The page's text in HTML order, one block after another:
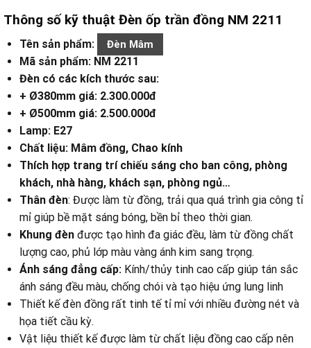
Thông số kỹ thuật Đèn ốp trần đồng NM 2211
Tên sản phẩm: Đèn Mâm
Mã sản phẩm: NM 2211
Đèn có các kích thước sau:
+ Ø380mm giá: 2.300.000đ
+ Ø500mm giá: 2.500.000đ
Lamp: E27
Chất liệu: Mâm đồng, Chao kính
Thích hợp trang trí chiếu sáng cho ban công, phòng
khách, nhà hàng, khách sạn, phòng ngủ…
Thân đèn: Được làm từ đồng, trải qua quá trình gia công tỉ
mỉ giúp bề mặt sáng bóng, bền bỉ theo thời gian.
Khung đèn được tạo hình đa giác đều, làm từ đồng chất
lượng cao, phủ lớp màu vàng ánh kim sang trọng.
Ánh sáng đẳng cấp: Kính/thủy tinh cao cấp giúp tán sắc
ánh sáng đều màu, chống chói và tạo hiệu ứng lung linh
Thiết kế đèn đồng rất tinh tế tỉ mỉ với nhiều đường nét và
họa tiết cầu kỳ.
Vật liệu thiết kế được làm từ chất liệu đồng cao cấp nên